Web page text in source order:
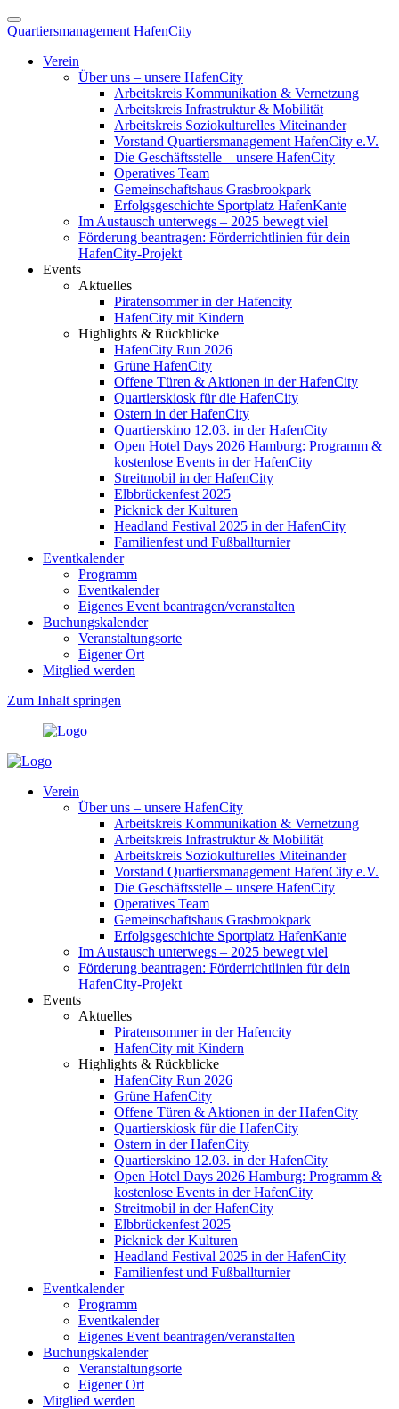
Quartiersmanagement HafenCity
Verein
Über uns – unsere HafenCity
Arbeitskreis Kommunikation & Vernetzung
Arbeitskreis Infrastruktur & Mobilität
Arbeitskreis Soziokulturelles Miteinander
Vorstand Quartiersmanagement HafenCity e.V.
Die Geschäftsstelle – unsere HafenCity
Operatives Team
Gemeinschaftshaus Grasbrookpark
Erfolgsgeschichte Sportplatz HafenKante
Im Austausch unterwegs – 2025 bewegt viel
Förderung beantragen: Förderrichtlinien für dein
HafenCity-Projekt
Events
Aktuelles
Piratensommer in der Hafencity
HafenCity mit Kindern
Highlights & Rückblicke
HafenCity Run 2026
Grüne HafenCity
Offene Türen & Aktionen in der HafenCity
Quartierskiosk für die HafenCity
Ostern in der HafenCity
Quartierskino 12.03. in der HafenCity
Open Hotel Days 2026 Hamburg: Programm &
kostenlose Events in der HafenCity
Streitmobil in der HafenCity
Elbbrückenfest 2025
Picknick der Kulturen
Headland Festival 2025 in der HafenCity
Familienfest und Fußballturnier
Eventkalender
Programm
Eventkalender
Eigenes Event beantragen/veranstalten
Buchungskalender
Veranstaltungsorte
Eigener Ort
Mitglied werden
Zum Inhalt springen
Verein
Über uns – unsere HafenCity
Arbeitskreis Kommunikation & Vernetzung
Arbeitskreis Infrastruktur & Mobilität
Arbeitskreis Soziokulturelles Miteinander
Vorstand Quartiersmanagement HafenCity e.V.
Die Geschäftsstelle – unsere HafenCity
Operatives Team
Gemeinschaftshaus Grasbrookpark
Erfolgsgeschichte Sportplatz HafenKante
Im Austausch unterwegs – 2025 bewegt viel
Förderung beantragen: Förderrichtlinien für dein
HafenCity-Projekt
Events
Aktuelles
Piratensommer in der Hafencity
HafenCity mit Kindern
Highlights & Rückblicke
HafenCity Run 2026
Grüne HafenCity
Offene Türen & Aktionen in der HafenCity
Quartierskiosk für die HafenCity
Ostern in der HafenCity
Quartierskino 12.03. in der HafenCity
Open Hotel Days 2026 Hamburg: Programm &
kostenlose Events in der HafenCity
Streitmobil in der HafenCity
Elbbrückenfest 2025
Picknick der Kulturen
Headland Festival 2025 in der HafenCity
Familienfest und Fußballturnier
Eventkalender
Programm
Eventkalender
Eigenes Event beantragen/veranstalten
Buchungskalender
Veranstaltungsorte
Eigener Ort
Mitglied werden